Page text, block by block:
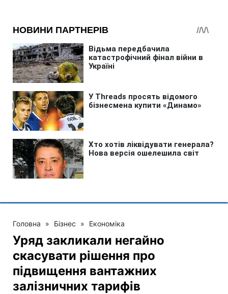
Головна » Бізнес » Економіка
Уряд закликали негайно
скасувати рішення про
підвищення вантажних
залізничних тарифів